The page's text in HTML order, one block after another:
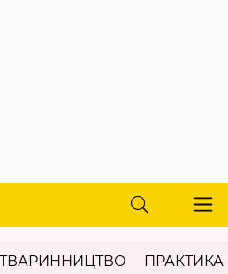
ТВАРИННИЦТВО ПРАКТИКА